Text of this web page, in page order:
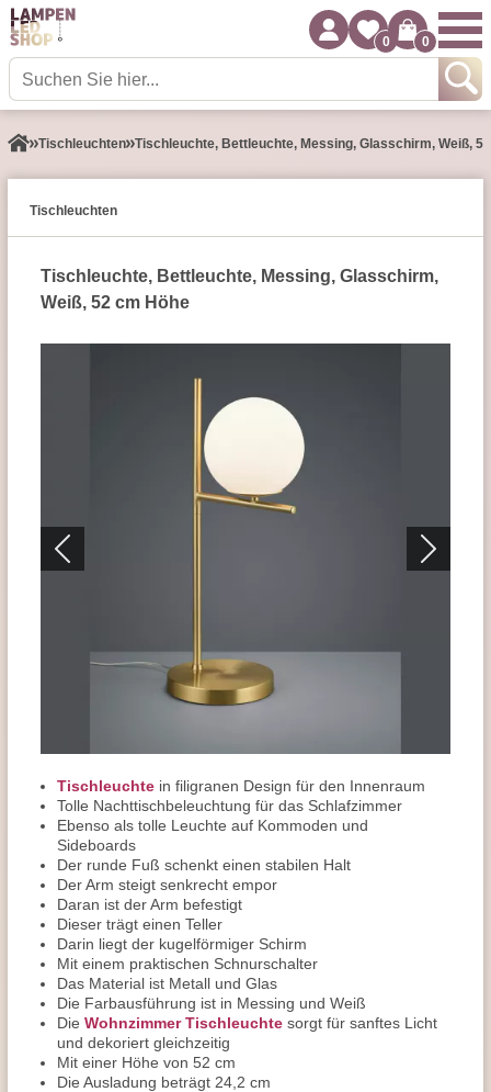
0 0
Tisch­leuchten Tischleuchte, Bettleuchte, Messing, Glasschirm, Weiß,
Tisch­leuchten
Tischleuchte, Bettleuchte, Messing, Glasschirm,
Weiß, 52 cm Höhe
Tischleuchte in filigranen Design für den Innenraum
Tolle Nachttischbeleuchtung für das Schlafzimmer
Ebenso als tolle Leuchte auf Kommoden und
Sideboards
Der runde Fuß schenkt einen stabilen Halt
Der Arm steigt senkrecht empor
Daran ist der Arm befestigt
Dieser trägt einen Teller
Darin liegt der kugelförmiger Schirm
Mit einem praktischen Schnurschalter
Das Material ist Metall und Glas
Die Farbausführung ist in Messing und Weiß
Die Wohnzimmer Tischleuchte sorgt für sanftes Licht
und dekoriert gleichzeitig
Mit einer Höhe von 52 cm
Die Ausladung beträgt 24,2 cm